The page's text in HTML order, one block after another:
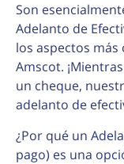
Son
Adelanto de
los aspectos más
Amscot.
un cheque,
adelanto de
¿Por qué un
pago) es una